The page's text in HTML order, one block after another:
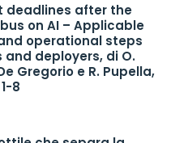
deadlines after the
on AI – Applicable
operational steps
and deployers, di O.
Gregorio e R. Pupella,
8